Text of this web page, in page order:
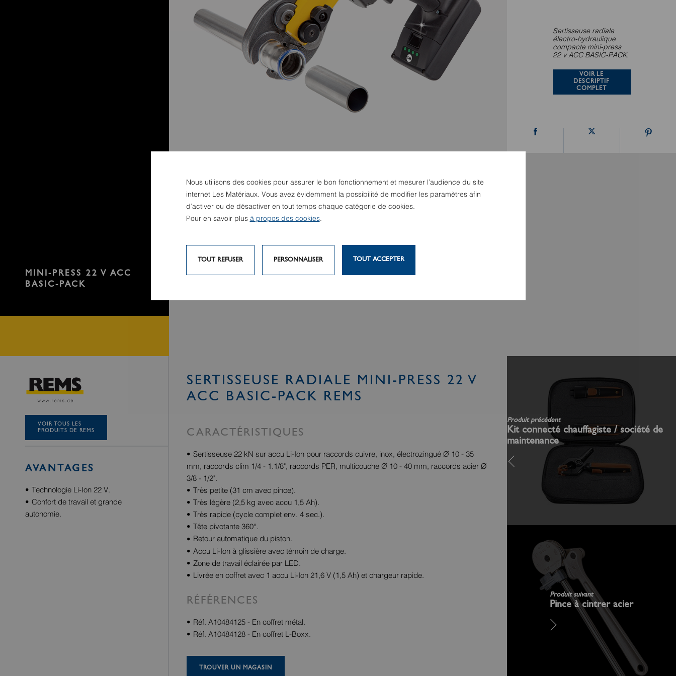
MINI-PRESS 22 V ACC
BASIC-PACK
Sertisseuse radiale
électro-hydraulique
compacte mini-press
22 v ACC BASIC-PACK.
VOIR LE
DESCRIPTIF
COMPLET
VOIR TOUS LES
PRODUITS DE REMS
AVANTAGES
Technologie Li-Ion 22 V.
Confort de travail et grande
autonomie.
SERTISSEUSE RADIALE MINI-PRESS 22 V
ACC BASIC-PACK REMS
CARACTÉRISTIQUES
Sertisseuse 22 kN sur accu Li-Ion pour raccords cuivre, inox, électrozingué Ø 10 - 35
mm, raccords clim 1/4 - 1.1/8", raccords PER, multicouche Ø 10 - 40 mm, raccords acier Ø
3/8 - 1/2".
Très petite (31 cm avec pince).
Très légère (2,5 kg avec accu 1,5 Ah).
Très rapide (cycle complet env. 4 sec.).
Tête pivotante 360°.
Retour automatique du piston.
Accu Li-Ion à glissière avec témoin de charge.
Zone de travail éclairée par LED.
Livrée en coffret avec 1 accu Li-Ion 21,6 V (1,5 Ah) et chargeur rapide.
RÉFÉRENCES
Réf. A10484125 - En coffret métal.
Réf. A10484128 - En coffret L-Boxx.
TROUVER UN MAGASIN
Produit précédent
Kit connecté chauffagiste / société de
maintenance
Produit suivant
Pince à cintrer acier
Nous utilisons des cookies pour assurer le bon fonctionnement et mesurer l’audience du site
internet Les Matériaux. Vous avez évidemment la possibilité de modifier les paramètres afin
d’activer ou de désactiver en tout temps chaque catégorie de cookies.
Pour en savoir plus à propos des cookies.
TOUT REFUSER PERSONNALISER TOUT ACCEPTER